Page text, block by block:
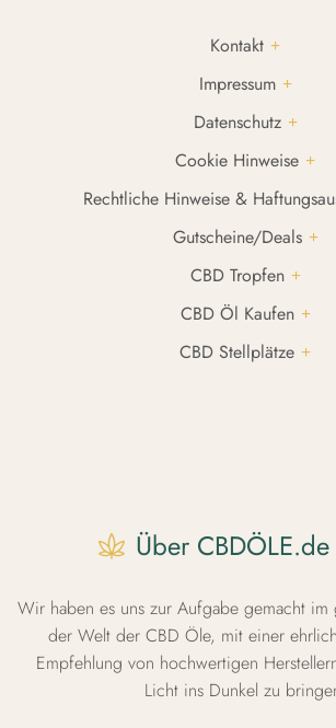
Kontakt
Impressum
Datenschutz
Cookie Hinweise
Rechtliche Hinweise &
Gutscheine/Deals
CBD Tropfen
CBD Öl Kaufen
CBD Stellplätze
Über CBDÖLE.de
Wir haben es uns zur Aufgabe gemacht
der Welt der CBD Öle, mit einer
Empfehlung von hochwertigen
Licht ins Dunkel zu